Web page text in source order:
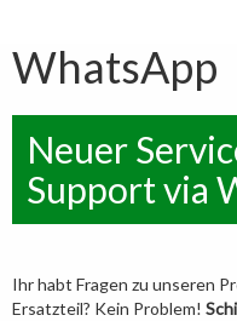
WhatsApp
Neuer
Support via
Ihr habt Fragen zu unseren
Ersatzteil? Kein Problem!